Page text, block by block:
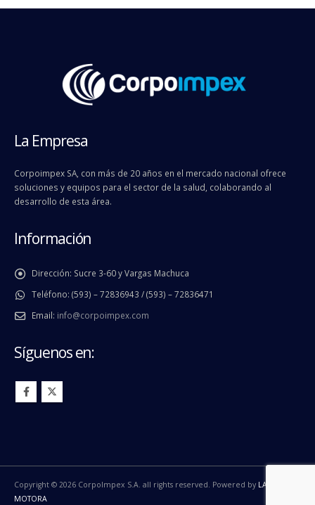
La Empresa
Corpoimpex SA, con más de 20 años en el mercado nacional ofrece
soluciones y equipos para el sector de la salud, colaborando al
desarrollo de esta área.
Información
Dirección: Sucre 3-60 y Vargas Machuca
Teléfono: (593) – 72836943 / (593) – 72836471
Email: info@corpoimpex.com
Síguenos en:
Copyright © 2026 CorpoImpex S.A. all rights reserved. Powered by LA
MOTORA